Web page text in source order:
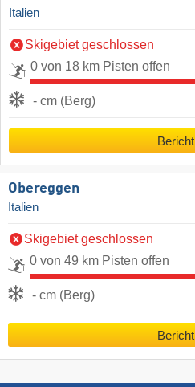
Italien
Skigebiet geschlossen
0 von 18 km Pisten offen
- cm (Berg)
Bericht
Obereggen
Italien
Skigebiet geschlossen
0 von 49 km Pisten offen
- cm (Berg)
Bericht